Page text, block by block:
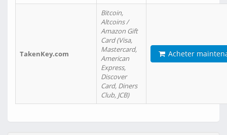
TakenKey.com
Bitcoin,
Altcoins /
Amazon Gift
Card (Visa,
Mastercard,
American
Express,
Discover
Card, Diners
Club, JCB)
Acheter